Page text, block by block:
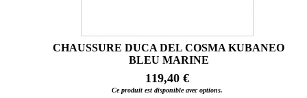
CHAUSSURE DUCA DEL COSMA KUBANEO
BLEU MARINE
119,40 €
Ce produit est disponible avec options.